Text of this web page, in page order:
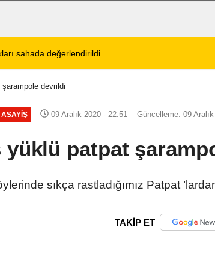
2026 Cuma Defin Bilgileri Açıklandı
devrildi
ASAYIŞ 09 Aralık 2020 - 22:51 Güncelleme: 09
yüklü patpat
sıkça rastladığımız Patpat
TAKİP ET